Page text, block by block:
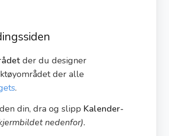
der du designer
der alle
.
din, dra og slipp Kalender-
nedenfor).